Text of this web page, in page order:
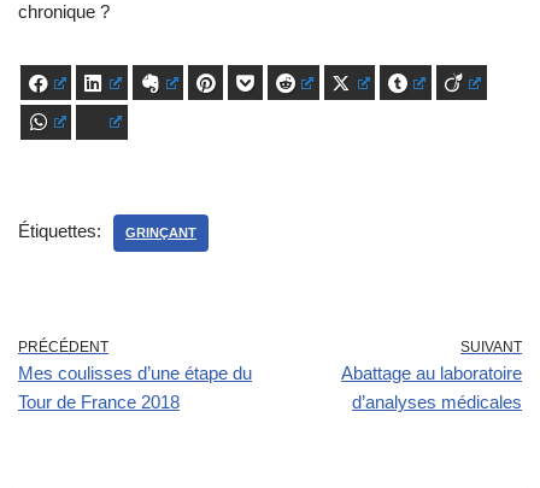
chronique ?
FacebookLinkedIn Evernote PinterestPocket Reddit X Tumblr Viadeo
WhatsAppBluesky
Étiquettes: GRINÇANT
PRÉCÉDENT
Mes coulisses d’une étape du
Tour de France 2018
SUIVANT
Abattage au laboratoire
d’analyses médicales